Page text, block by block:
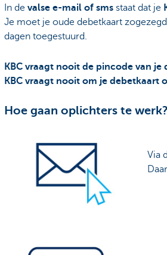
In de valse e-mail of sms staat dat je
Je moet je oude debetkaart
dagen toegestuurd.
KBC vraagt nooit de pincode van je
KBC vraagt nooit om je debetkaart
Hoe gaan oplichters te werk?
Via